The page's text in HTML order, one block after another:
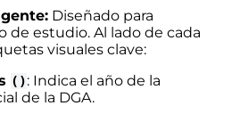
Diseñado para
estudio. Al lado de cada
visuales clave:
(): Indica el año de la
de la DGA.